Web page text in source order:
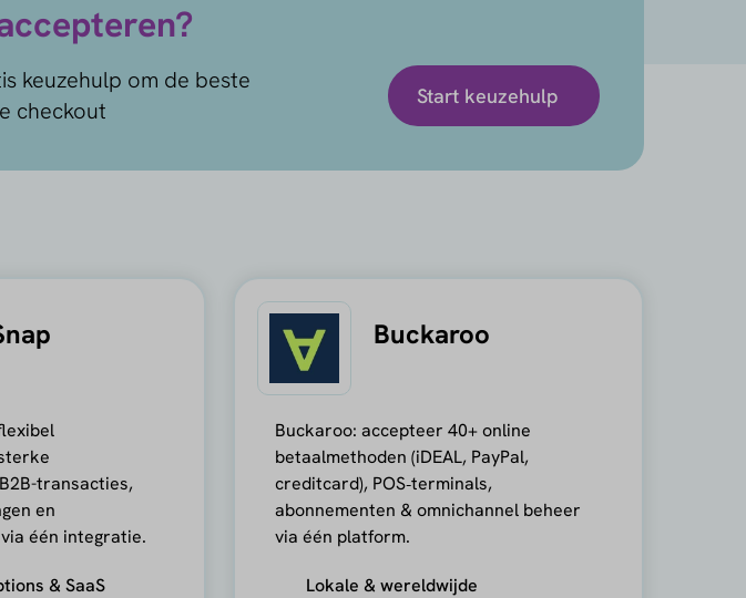
keuzehulp om de beste
checkout
Start keuzehulp
transacties,
en
één integratie.
& SaaS
Buckaroo
Buckaroo: accepteer 40+ online
betaalmethoden (iDEAL, PayPal,
creditcard), POS‑terminals,
abonnementen & omnichannel beheer
via één platform.
Lokale & wereldwijde